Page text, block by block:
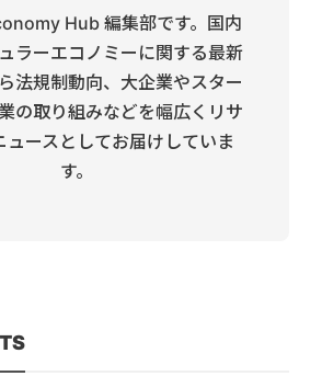
Hub 編集部です。国内
ラーエコノミーに関する最新
法規制動向、大企業やスター
の取り組みなどを幅広くリサ
ュースとしてお届けしていま
す。